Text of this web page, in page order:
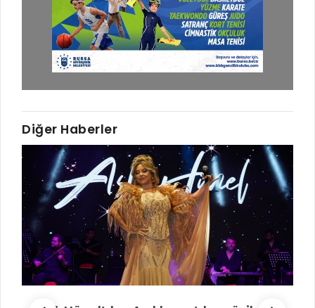
Diğer Haberler